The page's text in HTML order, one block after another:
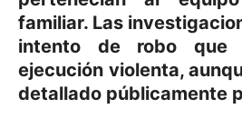
familiar. Las
intento de robo que
ejecución violenta,
detallado públicamente